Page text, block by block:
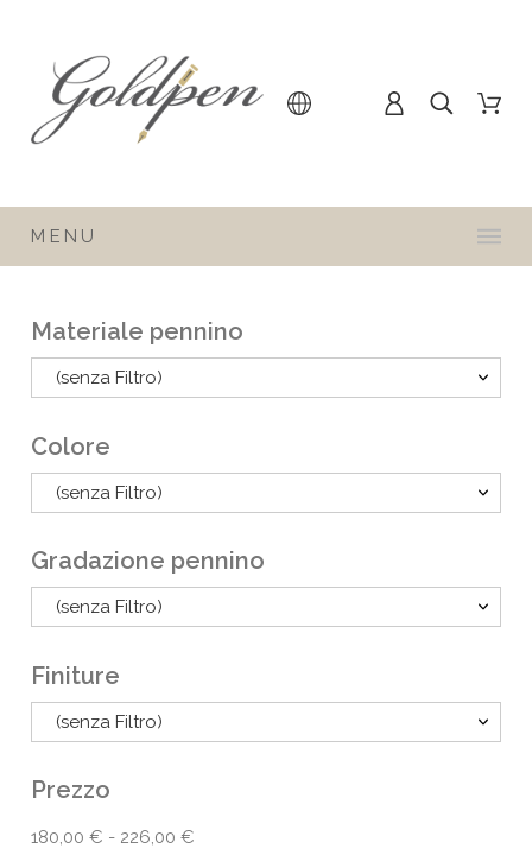
MENU
Materiale pennino
(senza Filtro)
Colore
(senza Filtro)
Gradazione pennino
(senza Filtro)
Finiture
(senza Filtro)
Prezzo
180,00 € - 226,00 €